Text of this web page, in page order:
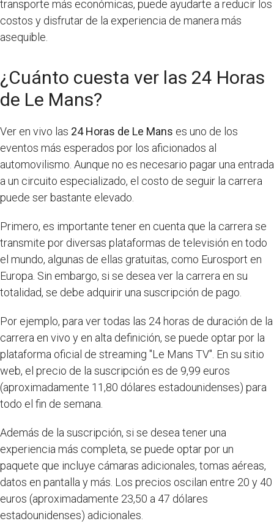
transporte más económicas, puede ayudarte a reducir los
costos y disfrutar de la experiencia de manera más
asequible.
¿Cuánto cuesta ver las 24 Horas
de Le Mans?
Ver en vivo las 24 Horas de Le Mans es uno de los
eventos más esperados por los aficionados al
automovilismo. Aunque no es necesario pagar una entrada
a un circuito especializado, el costo de seguir la carrera
puede ser bastante elevado.
Primero, es importante tener en cuenta que la carrera se
transmite por diversas plataformas de televisión en todo
el mundo, algunas de ellas gratuitas, como Eurosport en
Europa. Sin embargo, si se desea ver la carrera en su
totalidad, se debe adquirir una suscripción de pago.
Por ejemplo, para ver todas las 24 horas de duración de la
carrera en vivo y en alta definición, se puede optar por la
plataforma oficial de streaming "Le Mans TV". En su sitio
web, el precio de la suscripción es de 9,99 euros
(aproximadamente 11,80 dólares estadounidenses) para
todo el fin de semana.
Además de la suscripción, si se desea tener una
experiencia más completa, se puede optar por un
paquete que incluye cámaras adicionales, tomas aéreas,
datos en pantalla y más. Los precios oscilan entre 20 y 40
euros (aproximadamente 23,50 a 47 dólares
estadounidenses) adicionales.